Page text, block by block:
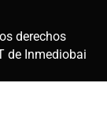
derechos
de Inmediobai